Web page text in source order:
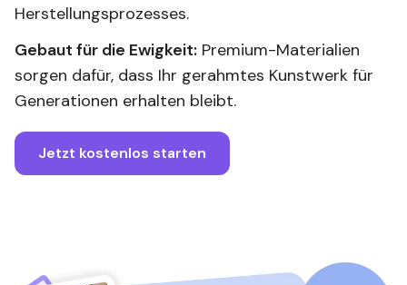
Herstellungsprozesses.
Gebaut für die Ewigkeit: Premium-Materialien
sorgen dafür, dass Ihr gerahmtes Kunstwerk für
Generationen erhalten bleibt.
Jetzt kostenlos starten